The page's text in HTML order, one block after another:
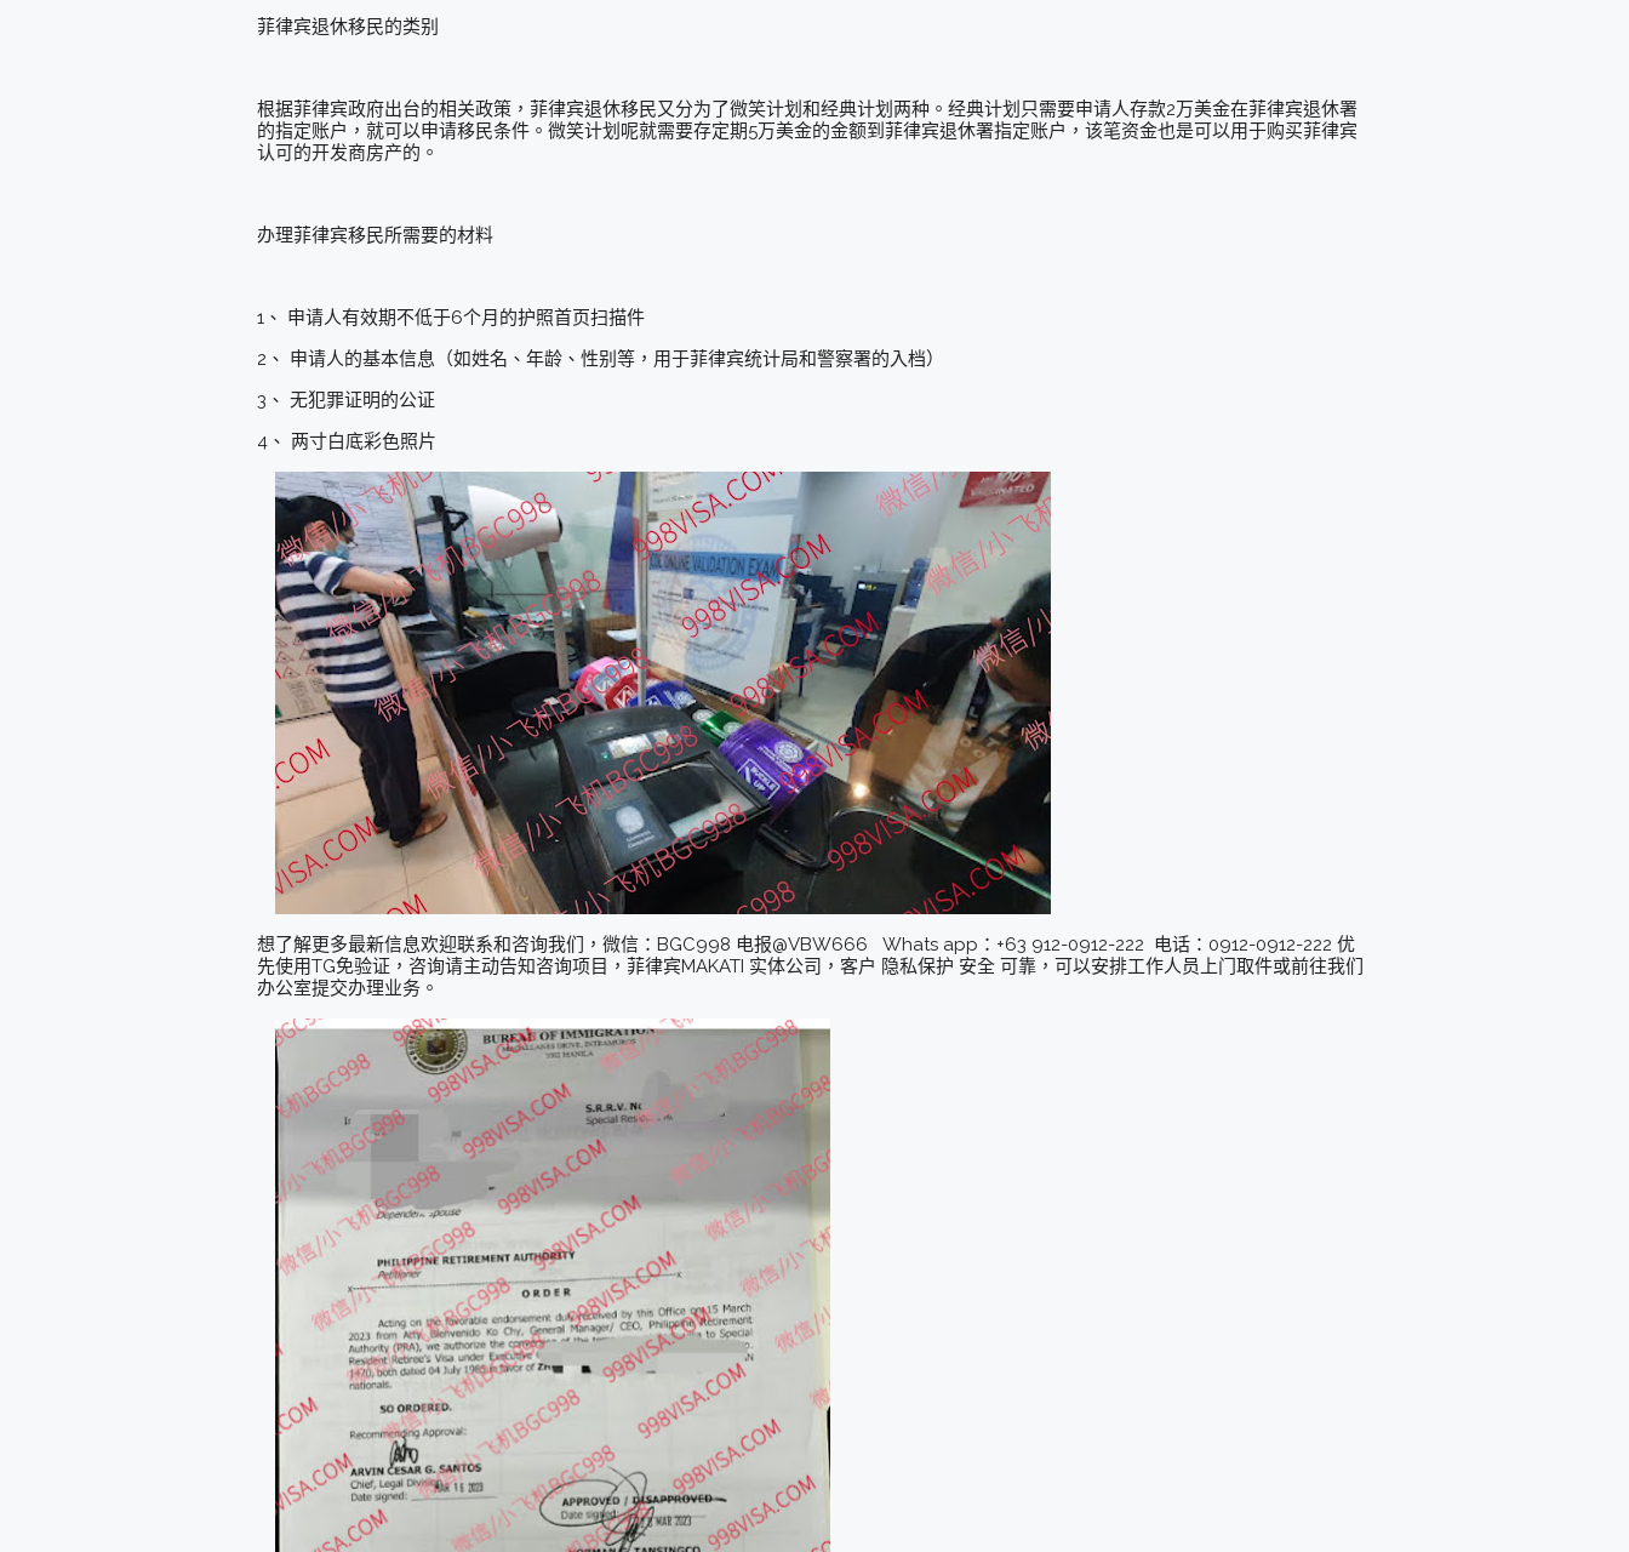
菲律宾退休移民的类别
根据菲律宾政府出台的相关政策，菲律宾退休移民又分为了微笑计划和经典计划两种。经典计划只需要申请人存款2万美金在菲律宾退休署
的指定账户，就可以申请移民条件。微笑计划呢就需要存定期5万美金的金额到菲律宾退休署指定账户，该笔资金也是可以用于购买菲律宾
认可的开发商房产的。
办理菲律宾移民所需要的材料
1、 申请人有效期不低于6个月的护照首页扫描件
2、 申请人的基本信息（如姓名、年龄、性别等，用于菲律宾统计局和警察署的入档）
3、 无犯罪证明的公证
4、 两寸白底彩色照片
想了解更多最新信息欢迎联系和咨询我们，微信：BGC998 电报@VBW666 Whats app：+63 912-0912-222 电话：0912-0912-222 优
先使用TG免验证，咨询请主动告知咨询项目，菲律宾MAKATI 实体公司，客户 隐私保护 安全 可靠，可以安排工作人员上门取件或前往我们
办公室提交办理业务。